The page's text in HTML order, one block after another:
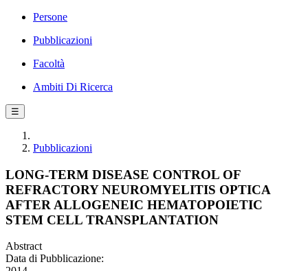
Persone
Pubblicazioni
Facoltà
Ambiti Di Ricerca
☰
Pubblicazioni
LONG-TERM DISEASE CONTROL OF
REFRACTORY NEUROMYELITIS OPTICA
AFTER ALLOGENEIC HEMATOPOIETIC
STEM CELL TRANSPLANTATION
Abstract
Data di Pubblicazione: